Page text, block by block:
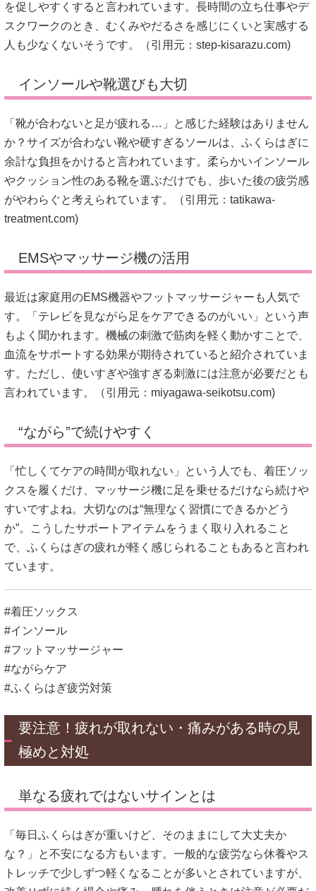
を促しやすくすると言われています。長時間の立ち仕事やデ
スクワークのとき、むくみやだるさを感じにくいと実感する
人も少なくないそうです。（引用元： step-kisarazu.com)
インソールや靴選びも大切
「靴が合わないと足が疲れる…」と感じた経験はありません
か？サイズが合わない靴や硬すぎるソールは、ふくらはぎに
余計な負担をかけると言われています。柔らかいインソール
やクッション性のある靴を選ぶだけでも、歩いた後の疲労感
がやわらぐと考えられています。（引用元： tatikawa-
treatment.com)
EMSやマッサージ機の活用
最近は家庭用のEMS機器やフットマッサージャーも人気で
す。「テレビを見ながら足をケアできるのがいい」という声
もよく聞かれます。機械の刺激で筋肉を軽く動かすことで、
血流をサポートする効果が期待されていると紹介されていま
す。ただし、使いすぎや強すぎる刺激には注意が必要だとも
言われています。（引用元： miyagawa-seikotsu.com)
“ながら”で続けやすく
「忙しくてケアの時間が取れない」という人でも、着圧ソッ
クスを履くだけ、マッサージ機に足を乗せるだけなら続けや
すいですよね。大切なのは“無理なく習慣にできるかどう
か”。こうしたサポートアイテムをうまく取り入れること
で、ふくらはぎの疲れが軽く感じられることもあると言われ
ています。
#着圧ソックス
#インソール
#フットマッサージャー
#ながらケア
#ふくらはぎ疲労対策
要注意！疲れが取れない・痛みがある時の見
極めと対処
単なる疲れではないサインとは
「毎日ふくらはぎが重いけど、そのままにして大丈夫か
な？」と不安になる方もいます。一般的な疲労なら休養やス
トレッチで少しずつ軽くなることが多いとされていますが、